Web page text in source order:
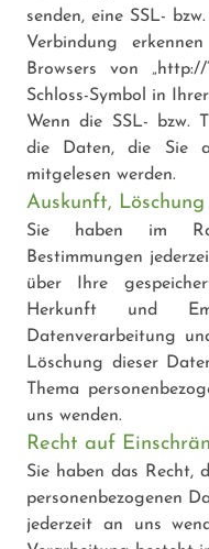
senden, eine SSL-
Verbindung
Browsers von
Schloss-Symbol in
Wenn die SSL- bzw.
die Daten, die Sie
mitgelesen werden.
Auskunft,
Sie haben im
Bestimmungen
über Ihre
Herkunft und
Datenverarbeitung
Löschung dieser
Thema
uns wenden.
Recht auf
Sie haben das Recht,
personenbezogenen
jederzeit an uns